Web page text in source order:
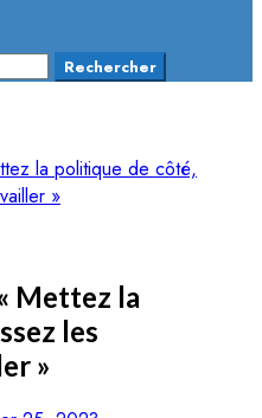
la politique de côté,
»
Mettez la
les
»